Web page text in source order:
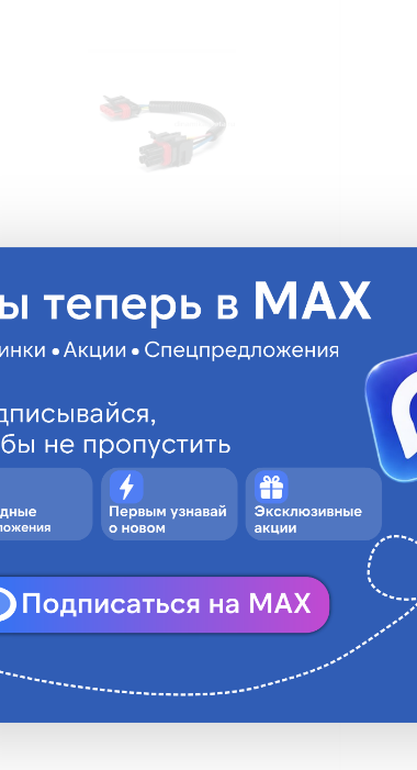
1139080-01 (ВАЗ-2112)
2112-1139080-01
На складе:
Аналоги
В корзину
Жгут
2105-